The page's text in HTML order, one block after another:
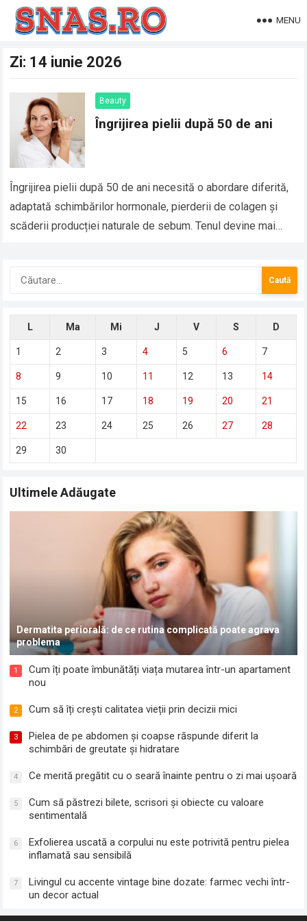
MENU
Zi: 14 iunie 2026
Beauty
Îngrijirea pielii după 50 de ani
Îngrijirea pielii după 50 de ani necesită o abordare diferită,
adaptată schimbărilor hormonale, pierderii de colagen și
scăderii producției naturale de sebum. Tenul devine mai
Caută
după:
L Ma Mi J V S D
1 2 3 4 5 6 7
8 9 10 11 12 13 14
15 16 17 18 19 20 21
22 23 24 25 26 27 28
29 30
Ultimele Adăugate
Dermatita periorală: de ce rutina complicată poate agrava
problema
1
Cum îți poate îmbunătăți viața mutarea într-un apartament
nou
2 Cum să îți crești calitatea vieții prin decizii mici
3
Pielea de pe abdomen și coapse răspunde diferit la
schimbări de greutate și hidratare
4 Ce merită pregătit cu o seară înainte pentru o zi mai ușoară
5
Cum să păstrezi bilete, scrisori și obiecte cu valoare
sentimentală
6
Exfolierea uscată a corpului nu este potrivită pentru pielea
inflamată sau sensibilă
7
Livingul cu accente vintage bine dozate: farmec vechi într-
un decor actual